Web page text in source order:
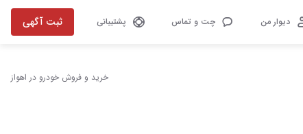
دیوار من چت و تماس پشتیبانی ثبت آگهی
خرید و فروش خودرو در اهواز